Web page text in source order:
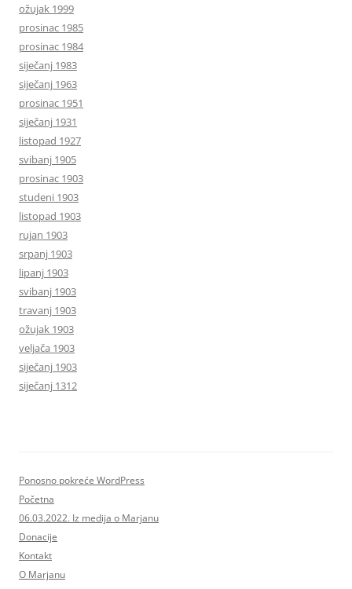
ožujak 1999
prosinac 1985
prosinac 1984
siječanj 1983
siječanj 1963
prosinac 1951
siječanj 1931
listopad 1927
svibanj 1905
prosinac 1903
studeni 1903
listopad 1903
rujan 1903
srpanj 1903
lipanj 1903
svibanj 1903
travanj 1903
ožujak 1903
veljača 1903
siječanj 1903
siječanj 1312
Ponosno pokreće WordPress
Početna
06.03.2022. Iz medija o Marjanu
Donacije
Kontakt
O Marjanu